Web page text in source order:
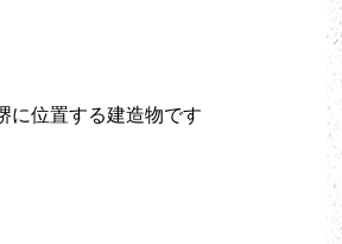
に位置する建造物です